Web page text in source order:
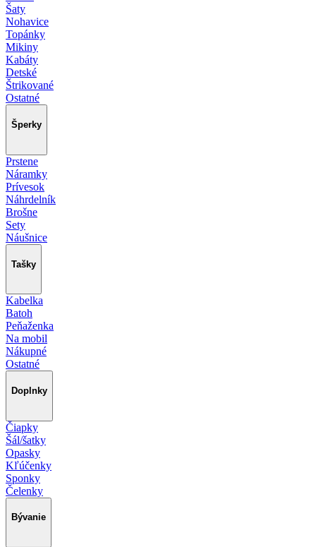
Šaty
Nohavice
Topánky
Mikiny
Kabáty
Detské
Štrikované
Ostatné
Šperky
Prstene
Náramky
Prívesok
Náhrdelník
Brošne
Sety
Náušnice
Tašky
Kabelka
Batoh
Peňaženka
Na mobil
Nákupné
Ostatné
Doplnky
Čiapky
Šál/šatky
Opasky
Kľúčenky
Sponky
Čelenky
Bývanie